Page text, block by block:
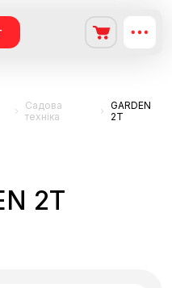
Садова
техніка
GARDEN
2T
2T